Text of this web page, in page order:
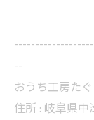
--
おうち工房た
住所 : 岐阜県中